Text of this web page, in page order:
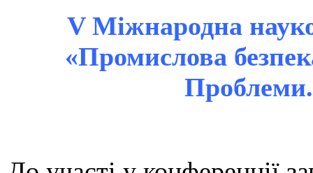
V Міжнародна
«Промислова